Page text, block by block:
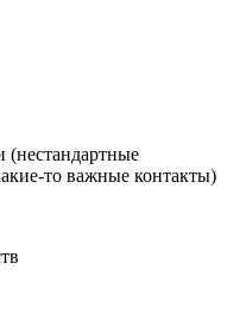
(нестандартные
то важные контакты)